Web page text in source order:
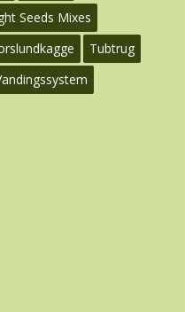
Seeds Mixes
Tubtrug